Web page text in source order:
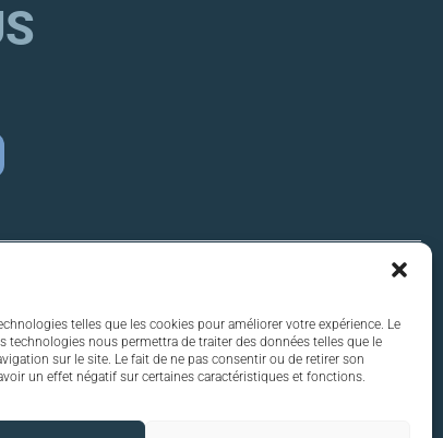
telles que les cookies pour améliorer votre expérience. Le
technologies nous permettra de traiter des données telles que le
sur le site. Le fait de ne pas consentir ou de retirer son
un effet négatif sur certaines caractéristiques et fonctions.
Confidentialité